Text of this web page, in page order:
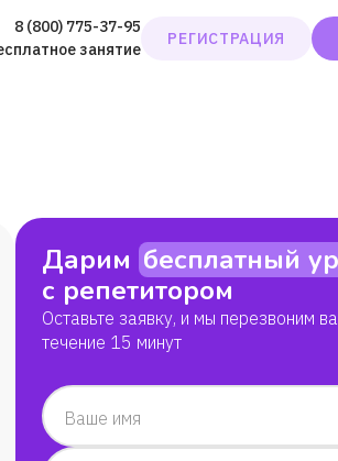
8 (800) 775-37-95
занятие
РЕГИСТРАЦИЯ
Дарим бесплатный
с репетитором
Оставьте заявку, и мы перезвоним
течение 15 минут
Ваше имя